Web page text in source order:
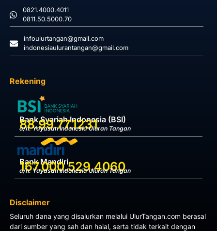
0821.4000.4011
0811.50.5000.70
infoulurtangan@gmail.com
indonesiaulurantangan@gmail.com
Rekening
Bank Syariah Indonesia (BSI)
88.99.77.1231
a/n. Yayasan Indonesia Uluran Tangan
Bank Mandiri
167.000.529.4060
a/n. Yayasan Indonesia Uluran Tangan
Disclaimer
Seluruh dana yang disalurkan melalui UlurTangan.com berasal
dari sumber yang sah dan halal, serta tidak terkait dengan